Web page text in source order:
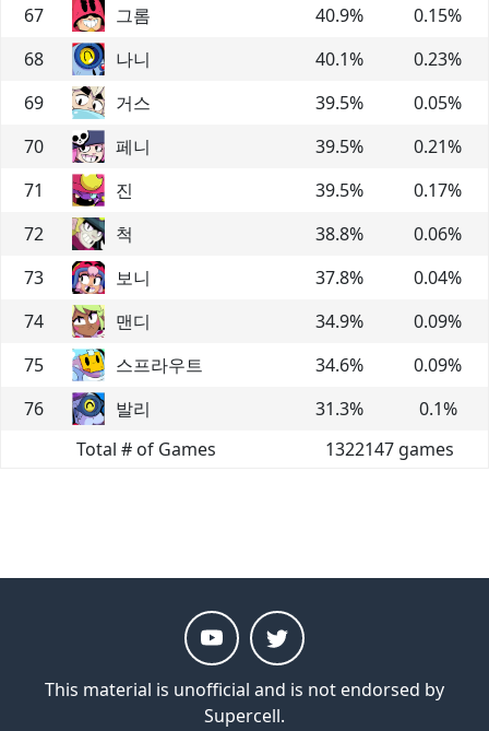
67
그롬 40.9% 0.15%
68
나니 40.1% 0.23%
69
거스 39.5% 0.05%
70
페니 39.5% 0.21%
71
진 39.5% 0.17%
72
척 38.8% 0.06%
73
보니 37.8% 0.04%
74
맨디 34.9% 0.09%
75
스프라우트 34.6% 0.09%
76
발리 31.3% 0.1%
Total # of Games
1322147games
This material is unofficial and is not endorsed by
Supercell.